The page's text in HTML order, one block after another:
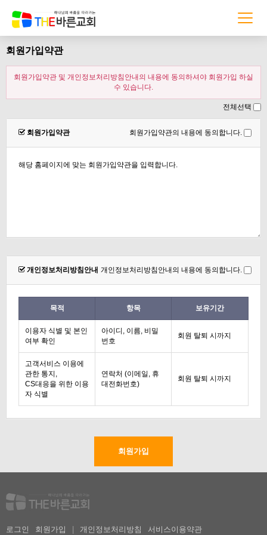
회원가입약관
회원가입약관 및 개인정보처리방침안내의 내용에 동의하셔야 회원가입 하실
수 있습니다.
전체선택
회원가입약관 회원가입약관의 내용에 동의합니다.
개인정보처리방침안내
목적 항목 보유기간
이용자 식별 및 본인
여부 확인
아이디, 이름, 비밀
번호
회원 탈퇴 시까지
고객서비스 이용에
관한 통지,
CS대응을 위한 이용
자 식별
연락처 (이메일, 휴
대전화번호)
회원 탈퇴 시까지
개인정보처리방침안내의 내용에 동의합니다.
로그인 회원가입 | 개인정보처리방침 서비스이용약관